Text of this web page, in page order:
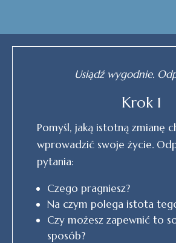
Usiądź wygodnie.
Krok 1
Pomyśl, jaką istotną zmianę
wprowadzić swoje życie.
pytania:
Czego pragniesz?
Na czym polega istota
Czy możesz zapewnić to
sposób?